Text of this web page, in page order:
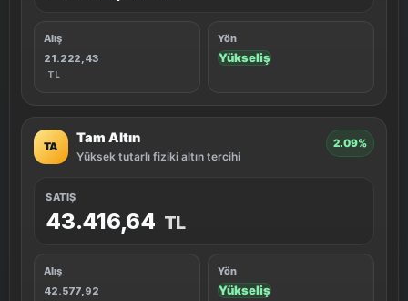
Alış
21.222,43
TL
Yön
Yükseliş
TA
Tam Altın
Yüksek tutarlı fiziki altın tercihi
2.09%
SATIŞ
43.416,64 TL
Alış
42.577,92
Yön
Yükseliş